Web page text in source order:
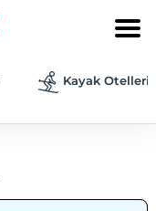
Kayak Otelleri